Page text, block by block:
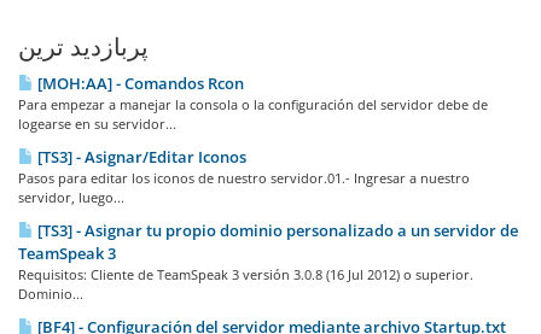
پربازدید ترین
[MOH:AA] - Comandos Rcon
Para empezar a manejar la consola o la configuración del servidor debe de
logearse en su servidor...
[TS3] - Asignar/Editar Iconos
Pasos para editar los iconos de nuestro servidor.01.- Ingresar a nuestro
servidor, luego...
[TS3] - Asignar tu propio dominio personalizado a un servidor de
TeamSpeak 3
Requisitos: Cliente de TeamSpeak 3 versión 3.0.8 (16 Jul 2012) o superior.
Dominio...
[BF4] - Configuración del servidor mediante archivo Startup.txt